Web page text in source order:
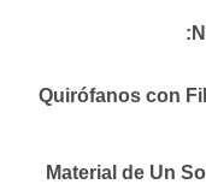
Quirófanos con
Material de Un